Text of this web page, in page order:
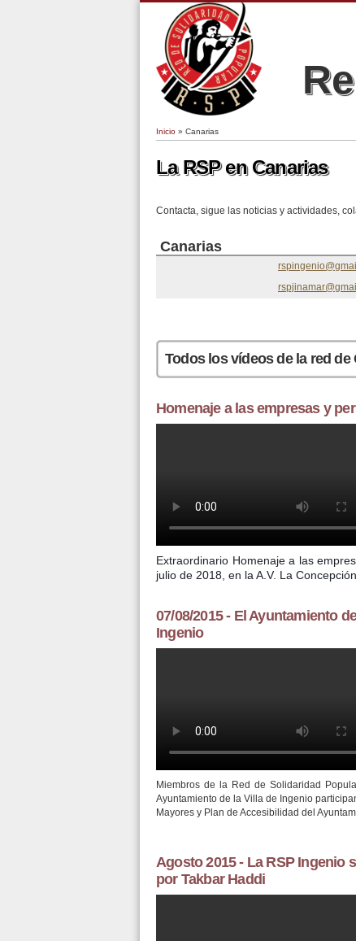
Se encuentra usted aquí
Inicio » Canarias
La RSP en Canarias
Contacta, sigue las noticias y actividades,
Canarias
Todos los vídeos de la red de
Homenaje a las empresas y
Extraordinario Homenaje a las
julio de 2018, en la A.V. La
07/08/2015 - El Ayuntamiento
Ingenio
Miembros de la Red de Solidaridad
Ayuntamiento de la Villa de Ingenio
Mayores y Plan de Accesibilidad del
Agosto 2015 - La RSP Ingenio
por Takbar Haddi
LA RSP INGENIO SE
Páginas